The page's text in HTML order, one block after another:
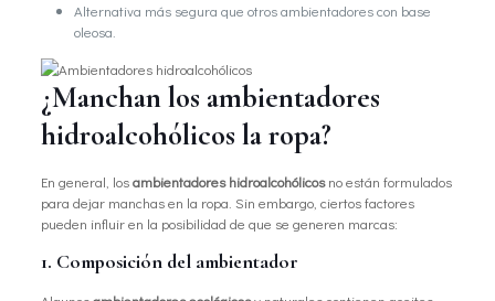
Alternativa más segura que otros ambientadores con base
oleosa.
¿Manchan los ambientadores
hidroalcohólicos la ropa?
En general, losambientadores hidroalcohólicosno están formulados
para dejar manchas en la ropa. Sin embargo, ciertos factores
pueden influir en la posibilidad de que se generen marcas:
1. Composición del ambientador